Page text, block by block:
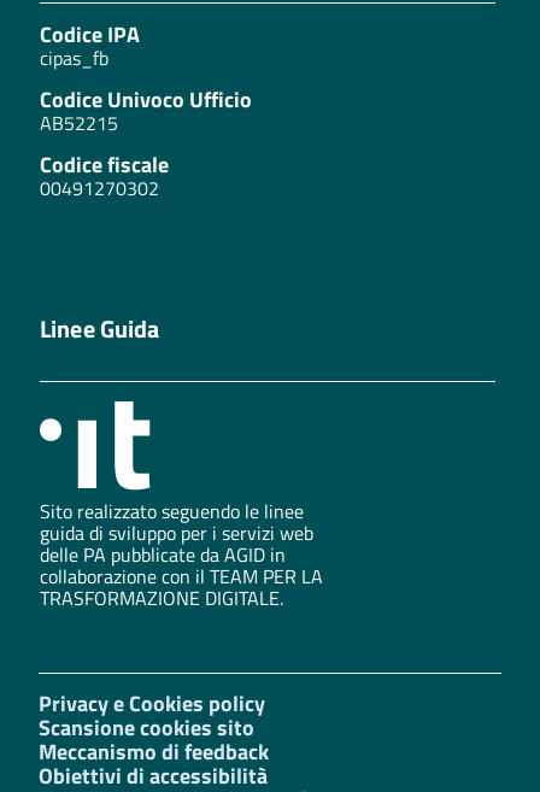
Codice IPA
cipas_fb
Codice Univoco Ufficio
AB52215
Codice fiscale
00491270302
Linee Guida
Sito realizzato seguendo le linee
guida di sviluppo per i servizi web
delle PA pubblicate da AGID in
collaborazione con il TEAM PER LA
TRASFORMAZIONE DIGITALE.
Privacy e Cookies policy
Scansione cookies sito
Meccanismo di feedback
Obiettivi di accessibilità